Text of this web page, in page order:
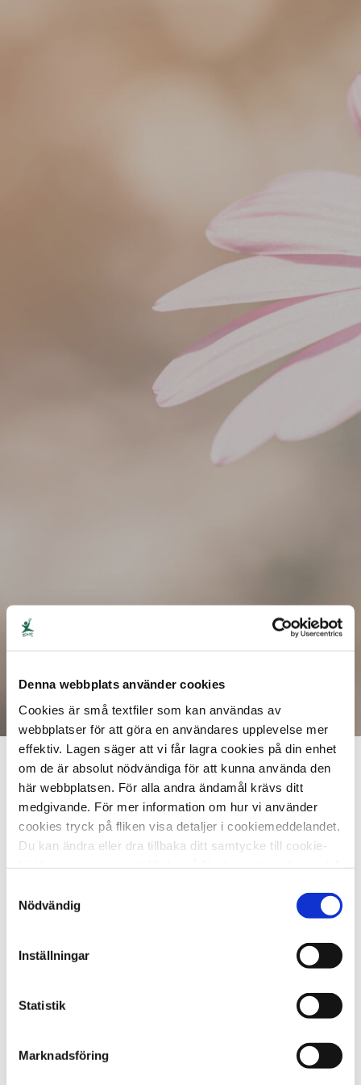
Denna webbplats använder cookies
Cookies är små textfiler som kan användas av
webbplatser för att göra en användares upplevelse mer
effektiv. Lagen säger att vi får lagra cookies på din enhet
om de är absolut nödvändiga för att kunna använda den
här webbplatsen. För alla andra ändamål krävs ditt
medgivande. För mer information om hur vi använder
cookies tryck på fliken visa detaljer i cookiemeddelandet.
Du kan ändra eller dra tillbaka ditt samtycke till cookie-
Nödvändig
Inställningar
Statistik
Marknadsföring
Minnesgåva
En minnesgåva kan du ge för att hedra
minnet av någon som har gått bort eller för
att visa deltagande i sorgen. Till din
minnesgåva hör ett minnesblad där du kan
skriva en personlig hälsning eller ge ett
sista farväl.
minnesbladet ska skickas – till
Om du väljer att minnesbladet ska skickas
Du väljer själv hur mycket du vill ge i